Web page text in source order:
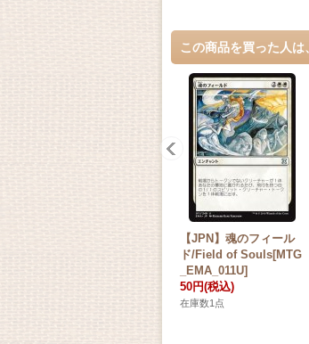
この商品を買った人
【JPN】魂のフィール
ド/Field of Souls[MTG
_EMA_011U]
50円(税込)
在庫数1点